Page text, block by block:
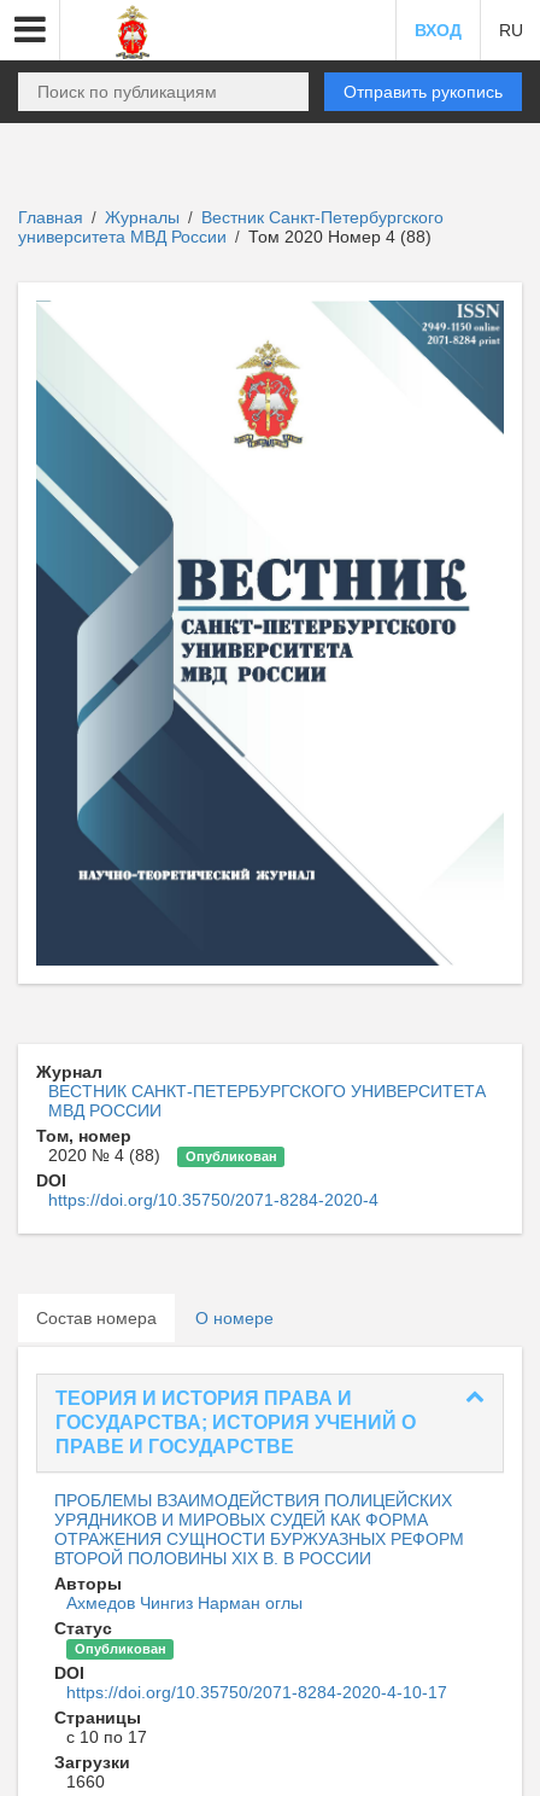
ВХОД RU
Отправить рукопись
Главная / Журналы / Вестник Санкт-Петербургского
университета МВД России / Том 2020 Номер 4 (88)
Журнал
ВЕСТНИК САНКТ-ПЕТЕРБУРГСКОГО УНИВЕРСИТЕТА
МВД РОССИИ
Том, номер
2020 № 4 (88)
Опубликован
DOI
https://doi.org/10.35750/2071-8284-2020-4
Состав номера О номере
ТЕОРИЯ И ИСТОРИЯ ПРАВА И
ГОСУДАРСТВА; ИСТОРИЯ УЧЕНИЙ О
ПРАВЕ И ГОСУДАРСТВЕ
ПРОБЛЕМЫ ВЗАИМОДЕЙСТВИЯ ПОЛИЦЕЙСКИХ
УРЯДНИКОВ И МИРОВЫХ СУДЕЙ КАК ФОРМА
ОТРАЖЕНИЯ СУЩНОСТИ БУРЖУАЗНЫХ РЕФОРМ
ВТОРОЙ ПОЛОВИНЫ XIX В. В РОССИИ
Авторы
Ахмедов Чингиз Нарман оглы
Статус
Опубликован
DOI
https://doi.org/10.35750/2071-8284-2020-4-10-17
Страницы
с 10 по 17
Загрузки
1660